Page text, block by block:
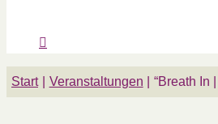
Start Veranstaltungen “Breath In